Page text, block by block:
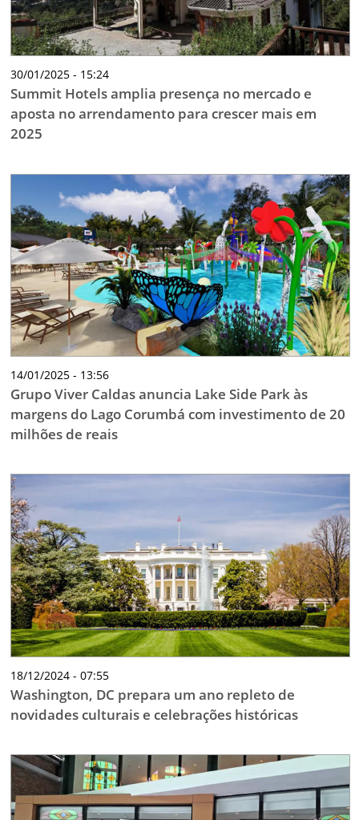
30/01/2025 - 15:24
Summit Hotels amplia presença no mercado e
aposta no arrendamento para crescer mais em
2025
14/01/2025 - 13:56
Grupo Viver Caldas anuncia Lake Side Park às
margens do Lago Corumbá com investimento de 20
milhões de reais
18/12/2024 - 07:55
Washington, DC prepara um ano repleto de
novidades culturais e celebrações históricas